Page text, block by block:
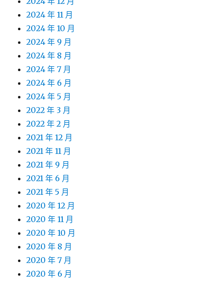
2024 年 11 月
2024 年 10 月
2024 年 9 月
2024 年 8 月
2024 年 7 月
2024 年 6 月
2024 年 5 月
2022 年 3 月
2022 年 2 月
2021 年 12 月
2021 年 11 月
2021 年 9 月
2021 年 6 月
2021 年 5 月
2020 年 12 月
2020 年 11 月
2020 年 10 月
2020 年 8 月
2020 年 7 月
2020 年 6 月